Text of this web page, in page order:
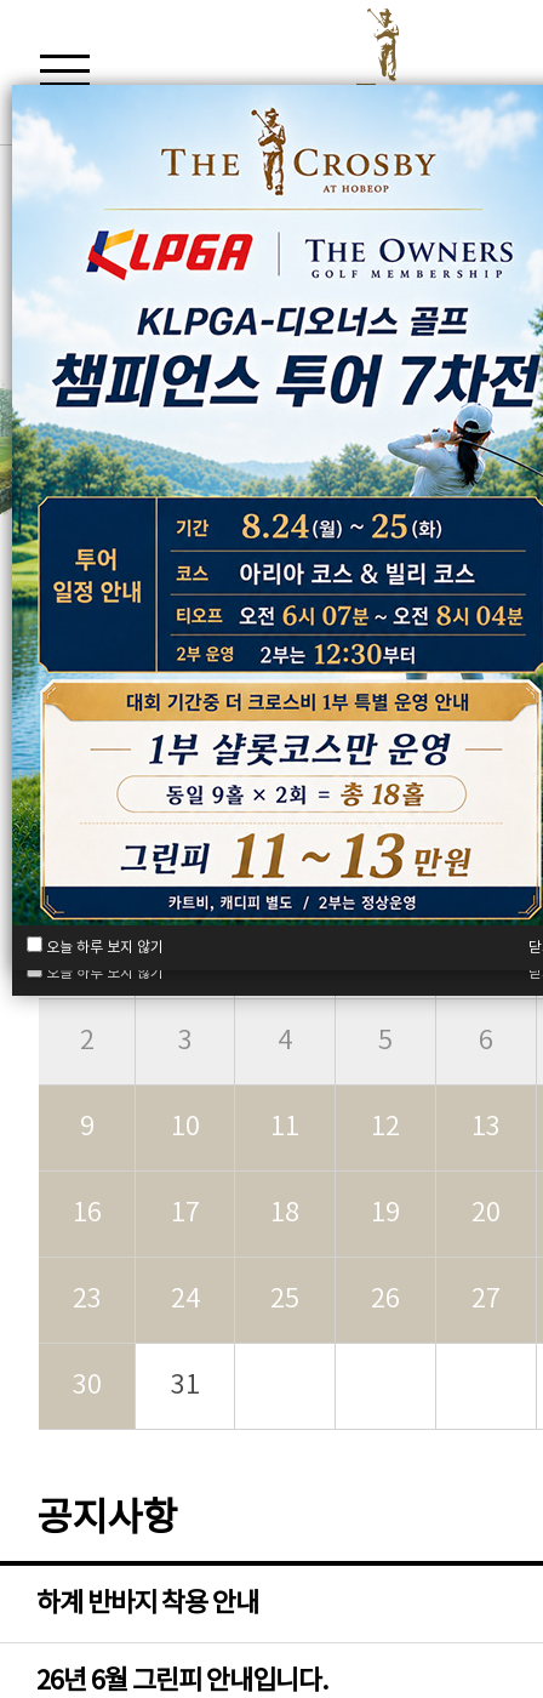
오늘 하루 보지 않기
오늘 하루 보지 않기
2026년 08월
일 월 화 수 목
2 3 4 5 6
9 10 11 12 13
16 17 18 19 20
23 24 25 26 27
30 31
공지사항
하계 반바지 착용 안내
26년 6월 그린피 안내입니다.
오늘 하루 보지 않기